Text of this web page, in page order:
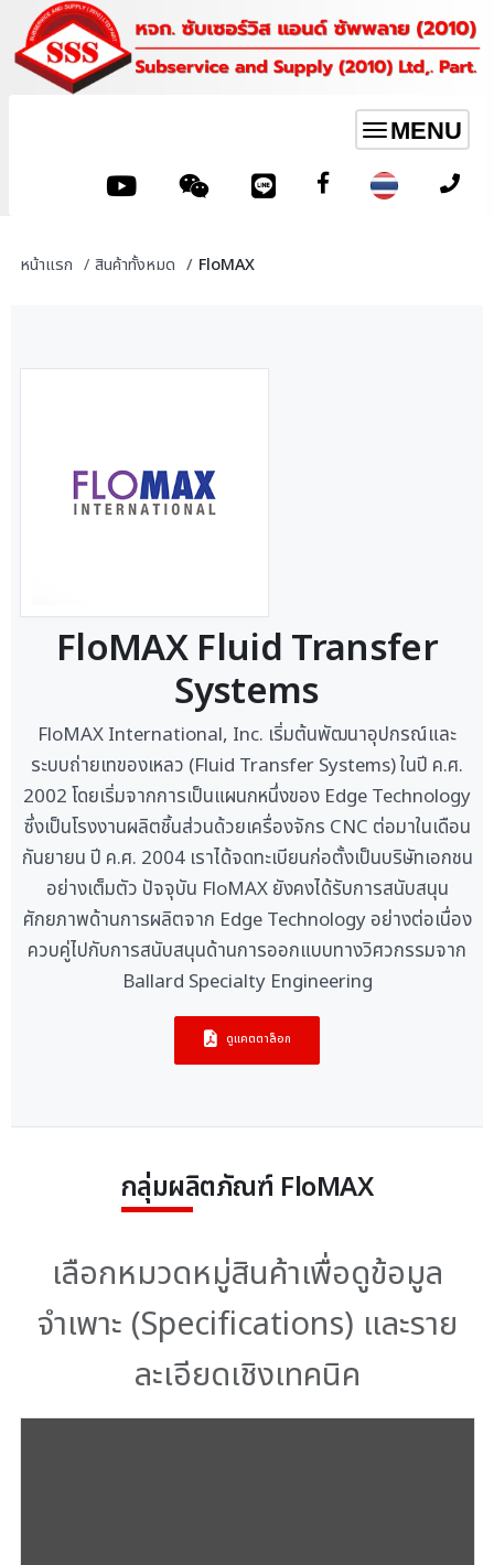
Toggle
navigation
MENU
หน้าแรก สินค้าทั้งหมด FloMAX
FloMAX Fluid Transfer
Systems
FloMAX International, Inc. เริ่มต้นพัฒนาอุปกรณ์และ
ระบบถ่ายเทของเหลว (Fluid Transfer Systems) ในปี ค.ศ.
2002 โดยเริ่มจากการเป็นแผนกหนึ่งของ Edge Technology
ซึ่งเป็นโรงงานผลิตชิ้นส่วนด้วยเครื่องจักร CNC ต่อมาในเดือน
กันยายน ปี ค.ศ. 2004 เราได้จดทะเบียนก่อตั้งเป็นบริษัทเอกชน
อย่างเต็มตัว ปัจจุบัน FloMAX ยังคงได้รับการสนับสนุน
ศักยภาพด้านการผลิตจาก Edge Technology อย่างต่อเนื่อง
ควบคู่ไปกับการสนับสนุนด้านการออกแบบทางวิศวกรรมจาก
Ballard Specialty Engineering
ดูแคตตาล็อก
กลุ่มผลิตภัณฑ์ FloMAX
เลือกหมวดหมู่สินค้าเพื่อดูข้อมูล
จำเพาะ (Specifications) และราย
ละเอียดเชิงเทคนิค